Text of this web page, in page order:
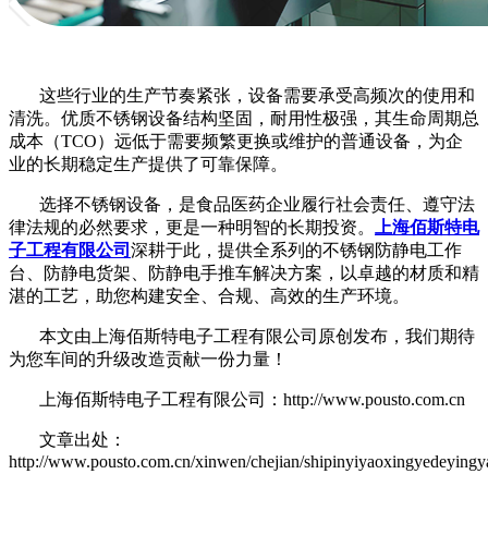
这些行业的生产节奏紧张，设备需要承受高频次的使用和
清洗。优质不锈钢设备结构坚固，耐用性极强，其生命周期总
成本（TCO）远低于需要频繁更换或维护的普通设备，为企
业的长期稳定生产提供了可靠保障。
选择不锈钢设备，是食品医药企业履行社会责任、遵守法
律法规的必然要求，更是一种明智的长期投资。
上海佰斯特电
子工程有限公司 深耕于此，提供全系列的不锈钢防静电工作
台、防静电货架、防静电手推车解决方案，以卓越的材质和精
湛的工艺，助您构建安全、合规、高效的生产环境。
本文由上海佰斯特电子工程有限公司原创发布，我们期待
为您车间的升级改造贡献一份力量！
上海佰斯特电子工程有限公司：http://www.pousto.com.cn
文章出处：
http://www.pousto.com.cn/xinwen/chejian/